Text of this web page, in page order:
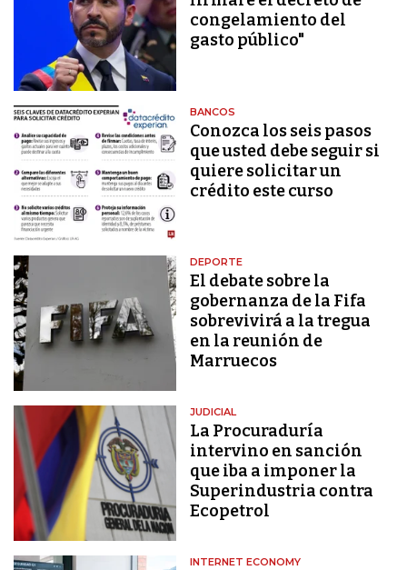
congelamiento del
gasto público"
BANCOS
Conozca los seis pasos
que usted debe seguir si
quiere solicitar un
crédito este curso
DEPORTE
El debate sobre la
gobernanza de la Fifa
sobrevivirá a la tregua
en la reunión de
Marruecos
JUDICIAL
La Procuraduría
intervino en sanción
que iba a imponer la
Superindustria contra
Ecopetrol
INTERNET ECONOMY